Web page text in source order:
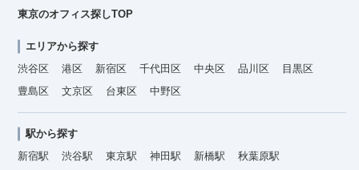
東京のオフィス探しTOP
エリアから探す
渋谷区
港区 新宿区 千代田区 中央区 品川区
目黒区
豊島区
文京区 台東区 中野区
駅から探す
新宿駅
渋谷駅 東京駅 神田駅 新橋駅
秋葉原駅